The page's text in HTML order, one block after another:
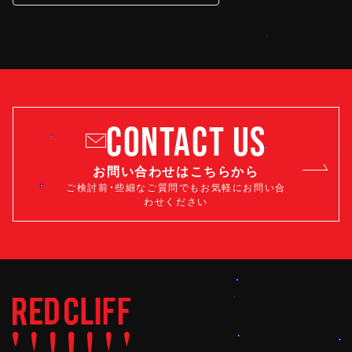
CONTACT US
お問い合わせはこちらから
ご検討前・些細なご質問でもお気軽にお問い合
わせください